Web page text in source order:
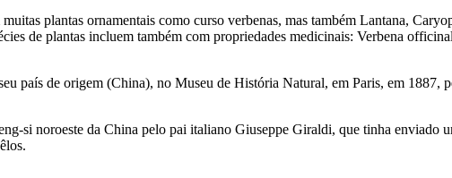
plantas ornamentais como curso verbenas, mas também Lantana,
de plantas incluem também com propriedades medicinais: Verbena
país de origem (China), no Museu de História Natural, em Paris, em
si noroeste da China pelo pai italiano Giuseppe Giraldi, que tinha enviado